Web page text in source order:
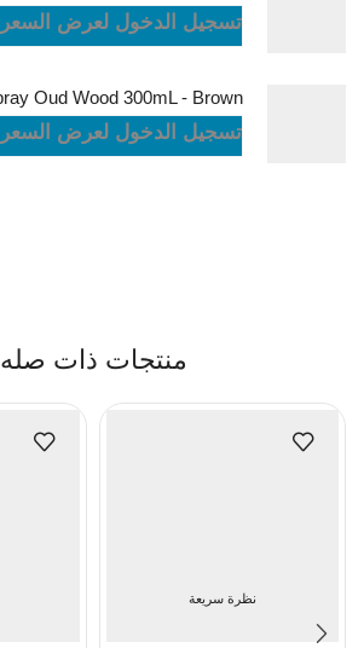
تسجيل الدخول لعرض السعر
تسجيل الدخول لعرض السعر
منتجات ذات صله
نظرة سريعة